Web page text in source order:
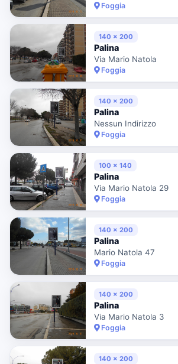
Foggia
140 x 200
Palina
Via Mario Natola
Foggia
140 x 200
Palina
Nessun Indirizzo
Foggia
100 x 140
Palina
Via Mario Natola 29
Foggia
140 x 200
Palina
Mario Natola 47
Foggia
140 x 200
Palina
Via Mario Natola 3
Foggia
140 x 200